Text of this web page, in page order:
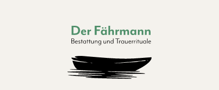
Der Fährmann - Bestattung und